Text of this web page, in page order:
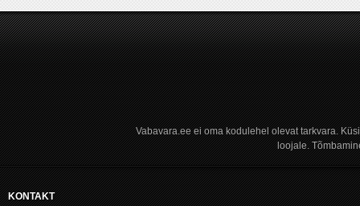
Vabavara.ee ei oma kodulehel olevat tarkvara.
loojale.
KONTAKT